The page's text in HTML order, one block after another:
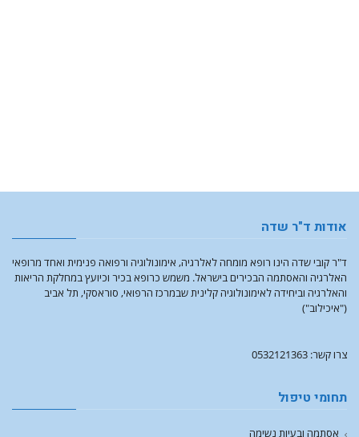
אודות ד"ר שדה
ד"ר קובי שדה הינו רופא מומחה לאלרגיה, אימונולוגיה ורפואה פנימית ואחד מרופאי
האלרגיה והאסתמה הבכירים בישראל. משמש כרופא בכיר וכיועץ במחלקת הריאות
והאלרגיה וביחידה לאימונולוגיה קלינית שבמרכז הרפואי, סוראסקי, תל אביב
("איכילוב")
צרו קשר: 0532121363
תחומי טיפול
אסתמה ובעיות נשימה